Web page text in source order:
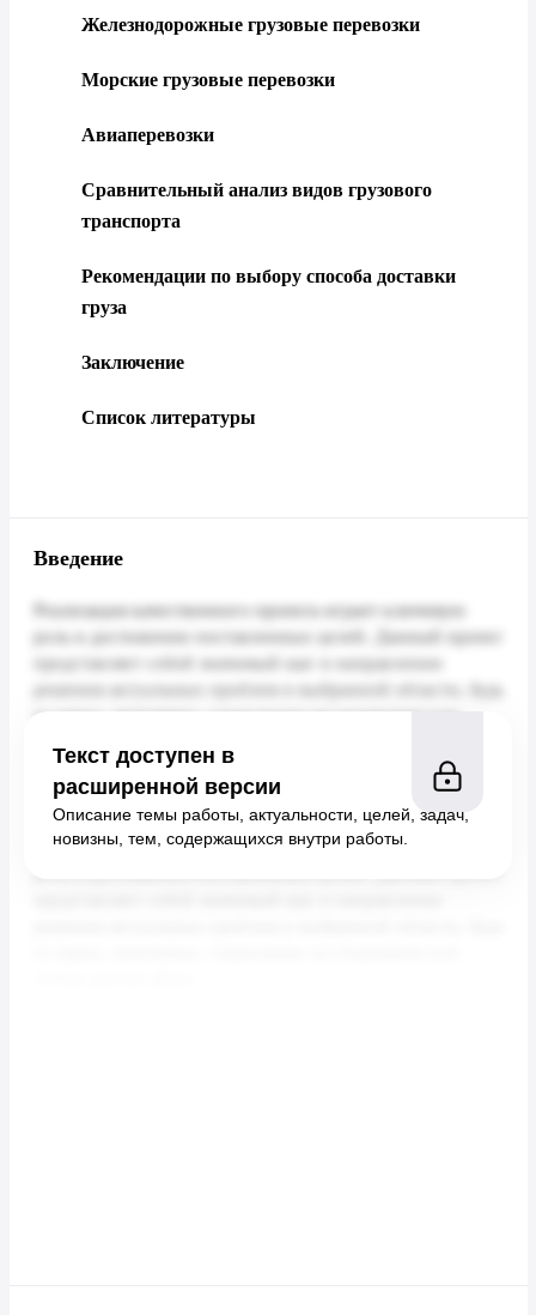
Железнодорожные грузовые перевозки
Морские грузовые перевозки
Авиаперевозки
Сравнительный анализ видов грузового
транспорта
Рекомендации по выбору способа доставки
груза
Заключение
Список литературы
Введение
Текст доступен в
расширенной версии
Описание темы работы, актуальности, целей, задач,
новизны, тем, содержащихся внутри работы.